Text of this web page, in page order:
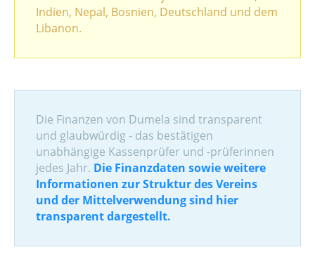
Indien, Nepal, Bosnien, Deutschland und dem
Libanon.
Die Finanzen von Dumela sind transparent
und glaubwürdig - das bestätigen
unabhängige Kassenprüfer und -prüferinnen
jedes Jahr. Die Finanzdaten sowie weitere
Informationen zur Struktur des Vereins
und der Mittelverwendung sind hier
transparent dargestellt.